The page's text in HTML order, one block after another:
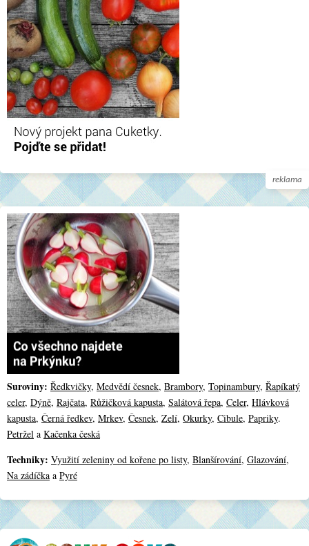
reklama
Suroviny: Ředkvičky, Medvědí česnek, Brambory, Topinambury, Řapíkatý
celer, Dýně, Rajčata, Růžičková kapusta, Salátová řepa, Celer, Hlávková
kapusta, Černá ředkev, Mrkev, Česnek, Zelí, Okurky, Cibule, Papriky.
Petržel a Kačenka česká
Techniky: Využití zeleniny od kořene po listy, Blanšírování, Glazování,
Na zádíčka a Pyré